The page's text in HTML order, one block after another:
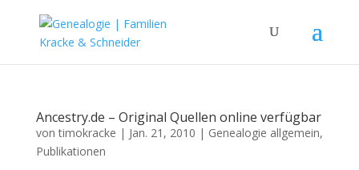
Ancestry.de – Original Quellen online verfügbar
vontimokracke | Jan. 21, 2010 | Genealogie allgemein,
Publikationen